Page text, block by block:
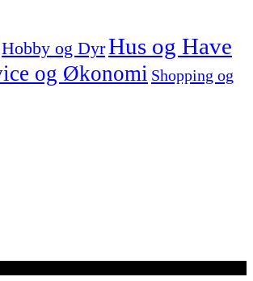
Hobby og DyrHus og Have
og Økonomi Shopping og